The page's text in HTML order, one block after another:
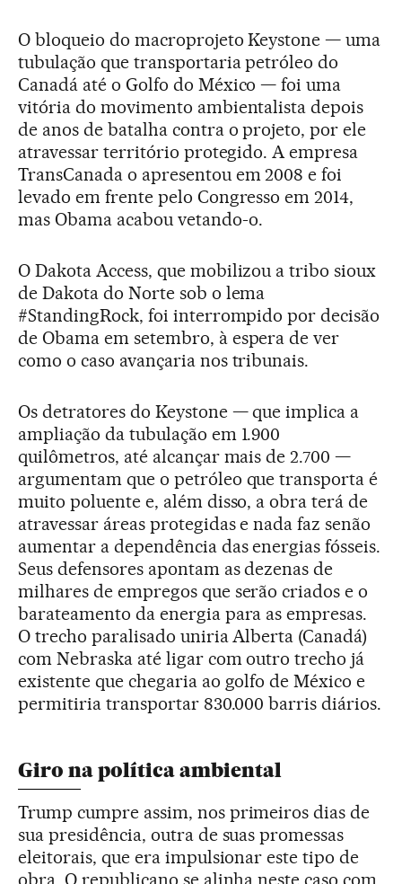
O bloqueio do macroprojeto Keystone — uma
tubulação que transportaria petróleo do
Canadá até o Golfo do México — foi uma
vitória do movimento ambientalista depois
de anos de batalha contra o projeto, por ele
atravessar território protegido. A empresa
TransCanada o apresentou em 2008 e foi
levado em frente pelo Congresso em 2014,
mas Obama acabou vetando-o.
O Dakota Access, que mobilizou a tribo sioux
de Dakota do Norte sob o lema
#StandingRock, foi interrompido por decisão
de Obama em setembro, à espera de ver
como o caso avançaria nos tribunais.
Os detratores do Keystone — que implica a
ampliação da tubulação em 1.900
quilômetros, até alcançar mais de 2.700 —
argumentam que o petróleo que transporta é
muito poluente e, além disso, a obra terá de
atravessar áreas protegidas e nada faz senão
aumentar a dependência das energias fósseis.
Seus defensores apontam as dezenas de
milhares de empregos que serão criados e o
barateamento da energia para as empresas.
O trecho paralisado uniria Alberta (Canadá)
com Nebraska até ligar com outro trecho já
existente que chegaria ao golfo de México e
permitiria transportar 830.000 barris diários.
Giro na política ambiental
Trump cumpre assim, nos primeiros dias de
sua presidência, outra de suas promessas
eleitorais, que era impulsionar este tipo de
obra. O republicano se alinha neste caso com